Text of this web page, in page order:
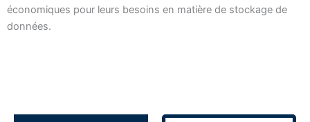
économiques pour leurs besoins en matière de stockage de
données.